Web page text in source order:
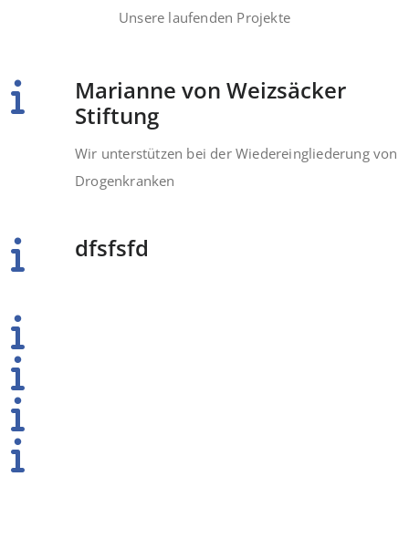
Unsere laufenden Projekte
Marianne von Weizsäcker
Stiftung
Wir unterstützen bei der Wiedereingliederung von
Drogenkranken
dfsfsfd